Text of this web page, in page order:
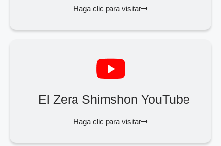
Haga clic para visitar
El Zera Shimshon YouTube
Haga clic para visitar